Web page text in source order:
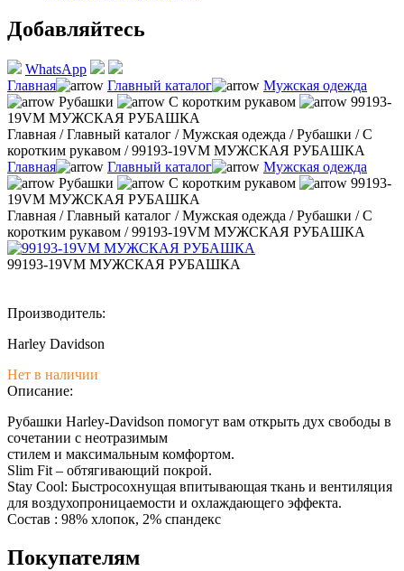
Добавляйтесь
WhatsApp
Главная
Главный каталог
Мужская одежда
Рубашки
С коротким рукавом
99193-
19VM МУЖСКАЯ РУБАШКА
Главная /Главный каталог /Мужская одежда /Рубашки /С
коротким рукавом /99193-19VM МУЖСКАЯ РУБАШКА
Главная
Главный каталог
Мужская одежда
Рубашки
С коротким рукавом
99193-
19VM МУЖСКАЯ РУБАШКА
Главная /Главный каталог /Мужская одежда /Рубашки /С
коротким рукавом /99193-19VM МУЖСКАЯ РУБАШКА
99193-19VM МУЖСКАЯ РУБАШКА
Производитель:
Harley Davidson
Нет в наличии
Описание:
Рубашки Harley-Davidson помогут вам открыть дух свободы в
сочетании с неотразимым
стилем и максимальным комфортом.
Slim Fit – обтягивающий покрой.
Stay Cool: Быстросохнущая впитывающая ткань и вентиляция
для воздухопроницаемости и охлаждающего эффекта.
Состав : 98% хлопок, 2% спандекс
Покупателям